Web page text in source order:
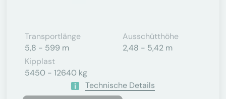
Transportlänge
5,8 - 599 m
Ausschütthöhe
2,48 - 5,42 m
Kipplast
5450 - 12640 kg
Technische Details